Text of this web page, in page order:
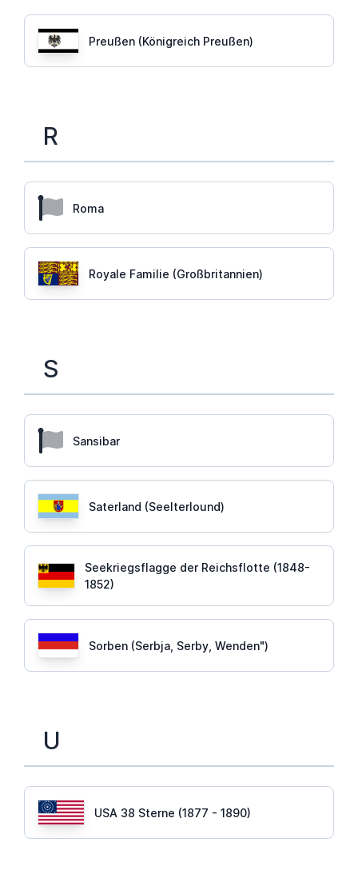
Preußen (Königreich Preußen)
R
Roma
Royale Familie (Großbritannien)
S
Sansibar
Saterland (Seelterlound)
Seekriegsflagge der Reichsflotte (1848-
1852)
Sorben (Serbja, Serby, Wenden")
U
USA 38 Sterne (1877 - 1890)